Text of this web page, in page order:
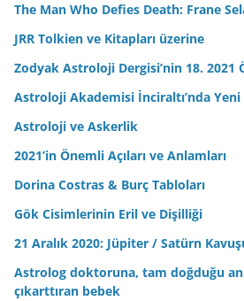
The Man Who Defies Death: Frane
JRR Tolkien ve Kitapları üzerine
Zodyak Astroloji Dergisi’nin 18. 2021
Astroloji Akademisi İnciraltı’nda
Astroloji ve Askerlik
2021’in Önemli Açıları ve Anlamları
Dorina Costras & Burç Tabloları
Gök Cisimlerinin Eril ve Dişilliği
21 Aralık 2020: Jüpiter / Satürn
Astrolog doktoruna, tam doğduğu
çıkarttıran bebek